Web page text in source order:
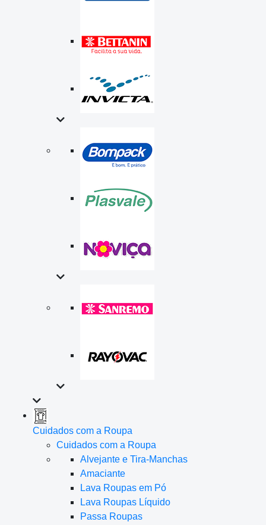
Cuidados com a Roupa
Cuidados com a Roupa
Alvejante e Tira-Manchas
Amaciante
Lava Roupas em Pó
Lava Roupas Líquido
Passa Roupas